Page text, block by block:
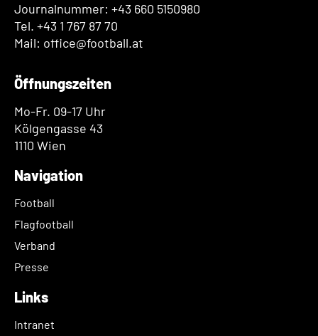
Journalnummer: +43 660 5150980
Tel. +43 1 767 87 70
Mail: office@football.at
Öffnungszeiten
Mo-Fr. 09-17 Uhr
Kölgengasse 43
1110 Wien
Navigation
Football
Flagfootball
Verband
Presse
Links
Intranet